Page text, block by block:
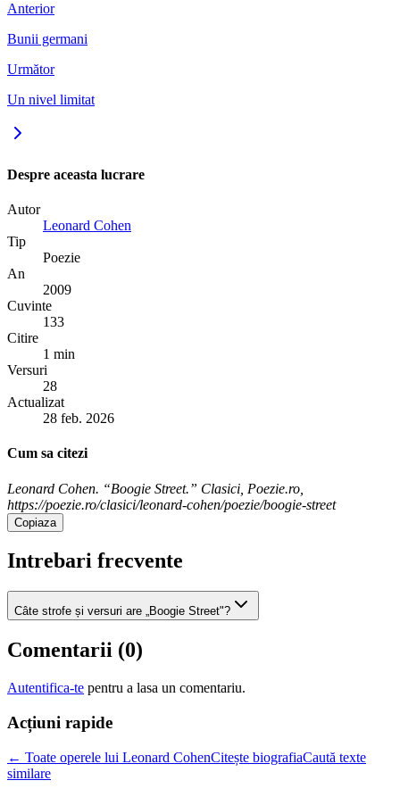
Anterior
Bunii germani
Următor
Un nivel limitat
Despre aceasta lucrare
Autor
Leonard Cohen
Tip
Poezie
An
2009
Cuvinte
133
Citire
1 min
Versuri
28
Actualizat
28 feb. 2026
Cum sa citezi
Leonard Cohen. “Boogie Street.” Clasici, Poezie.ro,
https://poezie.ro/clasici/leonard-cohen/poezie/boogie-street
Copiaza
Intrebari frecvente
Câte strofe și versuri are „Boogie Street"?
Comentarii (0)
Autentifica-te pentru a lasa un comentariu.
Acțiuni rapide
← Toate operele lui Leonard CohenCitește biografiaCaută texte
similare